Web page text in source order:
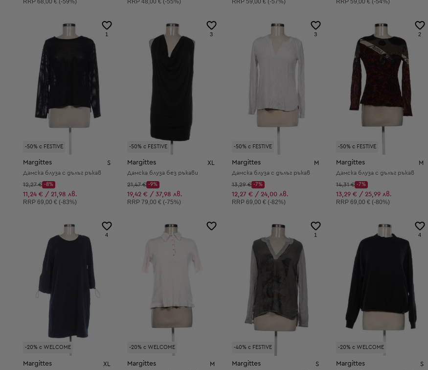
RRP 68,00 € (-59%) RRP48,00 € (-55%) RRP 59,00 € (-57%) RRP 59,00 € (-54%)
-50% с FESTIVE
1
Margittes S
Дамска блуза с дълъг ръкав
Начална цена:
12,27 €
Discount Price:
-8%
Намалена цена:
11,24 € / 21,98 лв.
Препоръчителна цена:
RRP 69,00 € (-83%)
-50% с FESTIVE
3
Margittes XL
Дамска блуза без ръкави
Начална цена:
21,47 €
Discount Price:
-9%
Намалена цена:
19,42 € / 37,98 лв.
Препоръчителна цена:
RRP79,00 € (-75%)
-50% с FESTIVE
3
Margittes M
Дамска блуза с дълъг ръкав
Начална цена:
13,29 €
Discount Price:
-7%
Намалена цена:
12,27 € / 24,00 лв.
Препоръчителна цена:
RRP 69,00 € (-82%)
-50% с FESTIVE
2
Margittes M
Дамска блуза с дълъг ръкав
Начална цена:
14,31 €
Discount Price:
-7%
Намалена цена:
13,29 € / 25,99 лв.
Препоръчителна цена:
RRP 69,00 € (-80%)
-20% с WELCOME
4
Margittes XL
-20% с WELCOME
Margittes M
-40% с FESTIVE
1
Margittes S
-20% с WELCOME
4
Margittes S